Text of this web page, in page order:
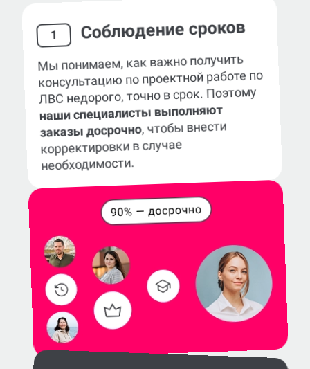
1 Соблюдение сроков
Мы понимаем, как важно получить
консультацию по проектной работе по
ЛВС недорого, точно в срок. Поэтому
наши специалисты выполняют
заказы досрочно, чтобы внести
корректировки в случае
необходимости.